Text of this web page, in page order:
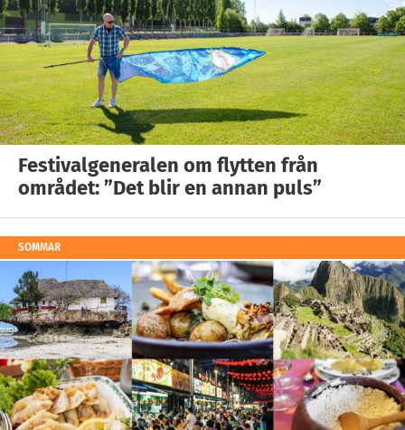
Festivalgeneralen om flytten från
området: ”Det blir en annan puls”
SOMMAR